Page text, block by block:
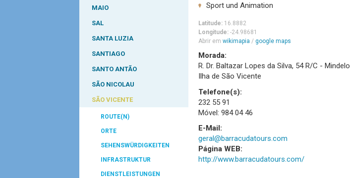
MAIO
SAL
SANTA LUZIA
SANTIAGO
SANTO ANTÃO
SÃO NICOLAU
SÃO VICENTE
ROUTE(N)
ORTE
SEHENSWÜRDIGKEITEN
INFRASTRUKTUR
DIENSTLEISTUNGEN
Sport und Animation
Latitude: 16.8882
Longitude: -24.98681
Abrir em wikimapia / google maps
Morada:
R. Dr. Baltazar Lopes da Silva, 54 R/C - Mindelo
Ilha de São Vicente
Telefone(s):
232 55 91
Móvel: 984 04 46
E-Mail:
geral@barracudatours.com
Página WEB:
http://www.barracudatours.com/